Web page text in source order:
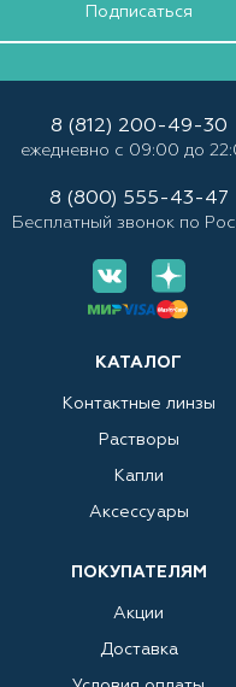
Подписаться
КАТАЛОГ
Контактные линзы
Растворы
Капли
Аксессуары
ПОКУПАТЕЛЯМ
Акции
Доставка
8 (812) 200-49-30
ежедневно с 09:00 до
8 (800) 555-43-47
Бесплатный звонок по